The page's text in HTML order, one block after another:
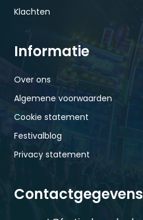
Klachten
Informatie
Over ons
Algemene voorwaarden
Cookie statement
Festivalblog
Privacy statement
Contactgegevens